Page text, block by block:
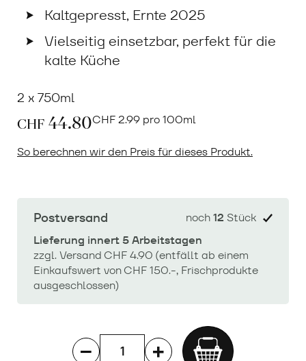
Kaltgepresst, Ernte 2025
Vielseitig einsetzbar, perfekt für die
kalte Küche
2 x 750ml
CHF 44.80CHF2.99 pro 100ml
So berechnen wir den Preis für dieses Produkt.
Postversand
Lieferung innert 5 Arbeitstagen
zzgl. Versand CHF 4.90 (entfällt ab einem
Einkaufswert von CHF 150.-, Frischprodukte
ausgeschlossen)
noch12 Stück